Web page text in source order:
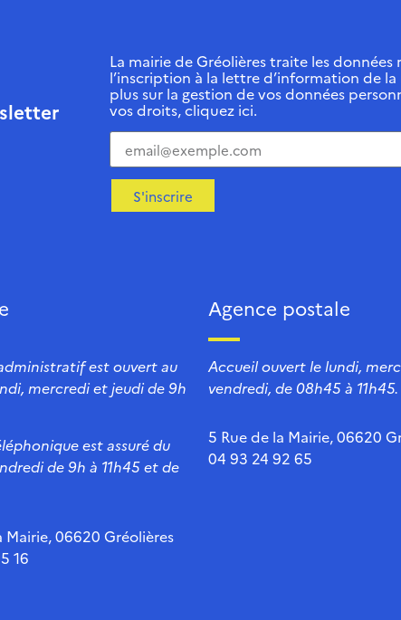
La mairie de Gréolières traite les données
l’inscription à la lettre d’information de la
plus sur la gestion de vos données
vos droits, cliquez ici.
S'inscrire
est ouvert au
mercredi et jeudi de 9h
est assuré du
de 9h à 11h45 et de
Mairie, 06620 Gréolières
16
Agence postale
Accueil ouvert le lundi,
vendredi, de 08h45 à 11h45.
5 Rue de la Mairie, 06620
04 93 24 92 65